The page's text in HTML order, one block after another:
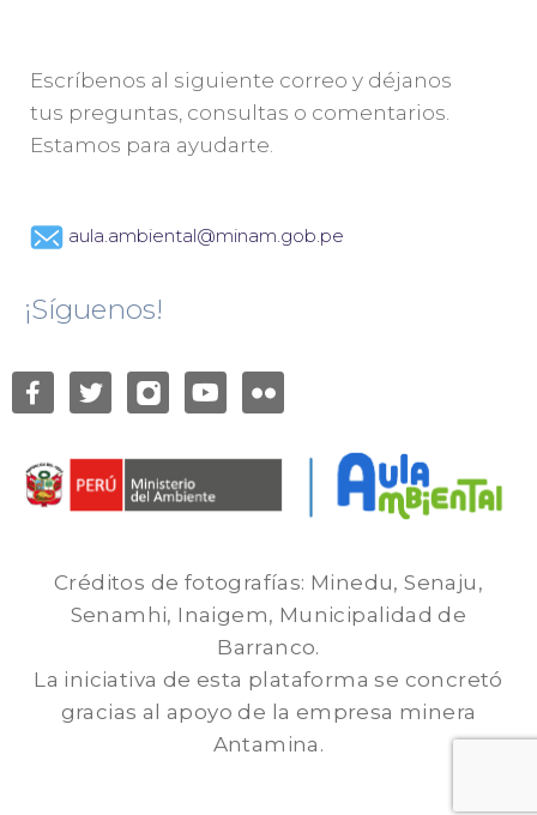
Escríbenos al siguiente correo y déjanos
tus preguntas, consultas o comentarios.
Estamos para ayudarte.
aula.ambiental@minam.gob.pe
¡Síguenos!
Créditos de fotografías: Minedu, Senaju,
Senamhi, Inaigem, Municipalidad de
Barranco.
La iniciativa de esta plataforma se concretó
gracias al apoyo de la empresa minera
Antamina.